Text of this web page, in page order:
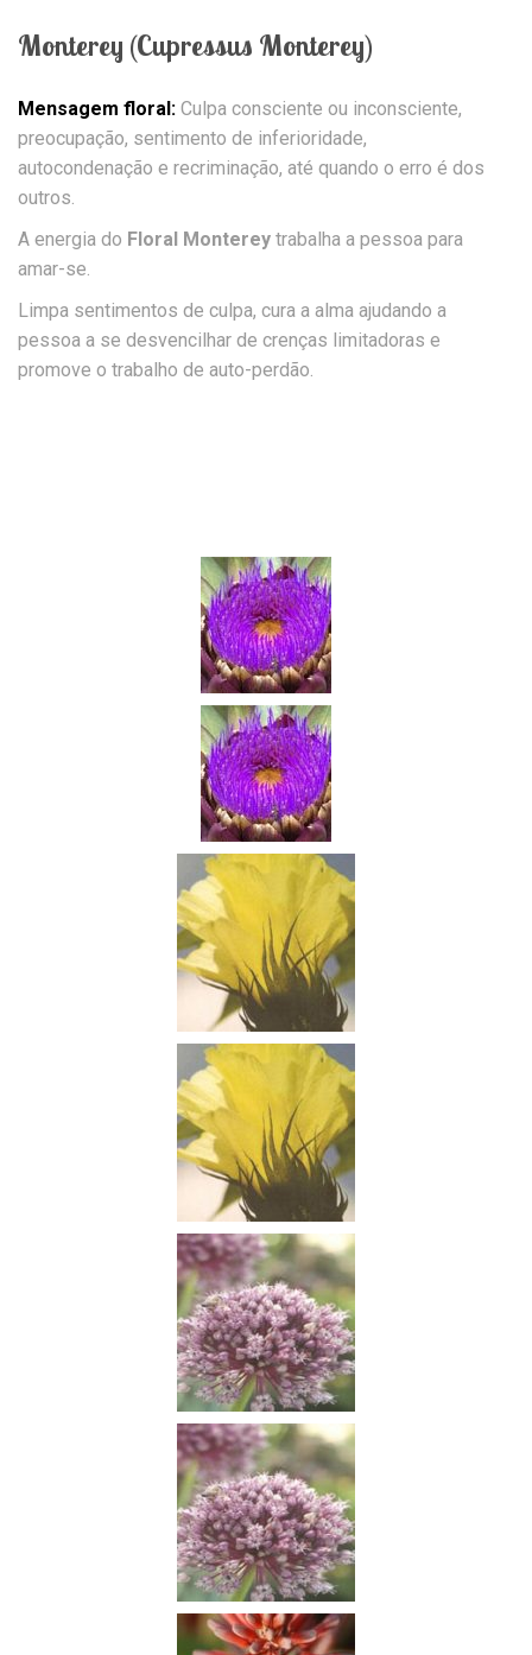
Monterey (Cupressus Monterey)
Mensagem floral: Culpa consciente ou inconsciente,
preocupação, sentimento de inferioridade,
autocondenação e recriminação, até quando o erro é dos
outros.
A energia do Floral Monterey trabalha a pessoa para
amar-se.
Limpa sentimentos de culpa, cura a alma ajudando a
pessoa a se desvencilhar de crenças limitadoras e
promove o trabalho de auto-perdão.